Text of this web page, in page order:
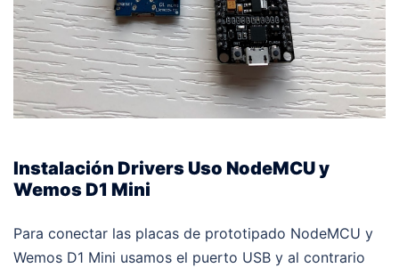
Instalación Drivers Uso NodeMCU y
Wemos D1 Mini
Para conectar las placas de prototipado NodeMCU y
Wemos D1 Mini usamos el puerto USB y al contrario